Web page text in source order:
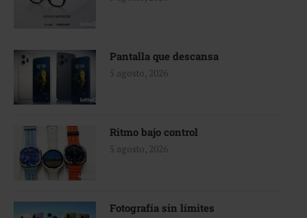
Pantalla que descansa
5 agosto, 2026
Ritmo bajo control
5 agosto, 2026
Fotografía sin límites